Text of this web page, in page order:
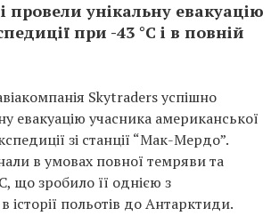
провели унікальну евакуацію
при -43 °C і в повній
Skytraders успішно
евакуацію учасника американської
зі станції “Мак-Мердо”.
в умовах повної темряви та
що зробило її однією з
історії польотів до Антарктиди.